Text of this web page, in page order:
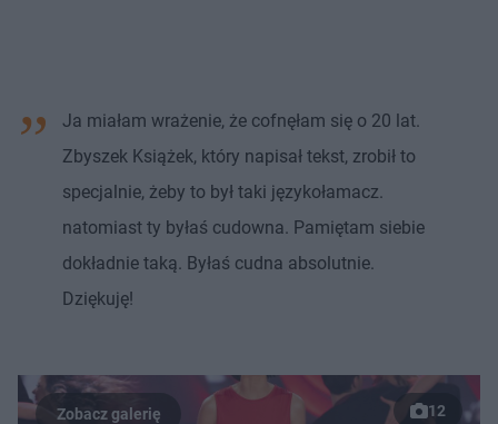
Ja miałam wrażenie, że cofnęłam się o 20 lat.
Zbyszek Książek, który napisał tekst, zrobił to
specjalnie, żeby to był taki językołamacz.
natomiast ty byłaś cudowna. Pamiętam siebie
dokładnie taką. Byłaś cudna absolutnie.
Dziękuję!
12